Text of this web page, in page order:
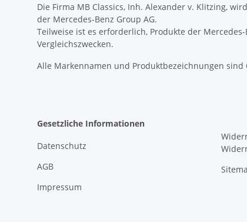
Die Firma MB Classics, Inh. Alexander v. Klitzing,
der Mercedes-Benz Group AG.
Teilweise ist es erforderlich, Produkte der
Vergleichszwecken.
Alle Markennamen und Produktbezeichnungen sind
Gesetzliche Informationen
Datenschutz
AGB
Impressum